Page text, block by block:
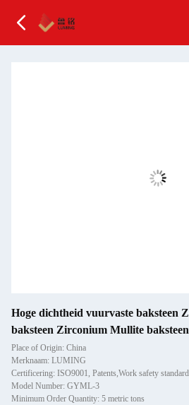
Hoge dichtheid vuurvaste baksteen
baksteen Zirconium Mullite
Place of Origin: China
Merknaam: LUMING
Certificering: ISO9001, Patents,Work safety
Model Number: GYML-3
Minimum Order Quantity: 5 metric tons